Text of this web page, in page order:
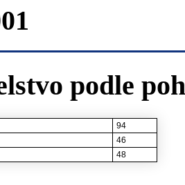
podle
94
46
48